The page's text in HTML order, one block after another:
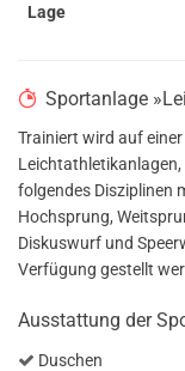
Lage
Sportanlage
Trainiert wird auf
Leichtathletikanlagen,
folgendes Disziplinen
Hochsprung,
Diskuswurf und
Verfügung gestellt
Ausstattung der
Duschen